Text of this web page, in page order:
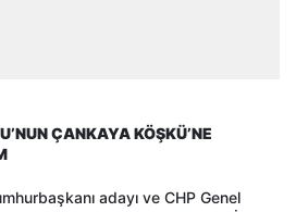
ÇANKAYA KÖŞKÜ’NE
adayı ve CHP Genel